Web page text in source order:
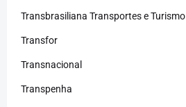
Transbrasiliana Transportes e Turismo
Transfor
Transnacional
Transpenha